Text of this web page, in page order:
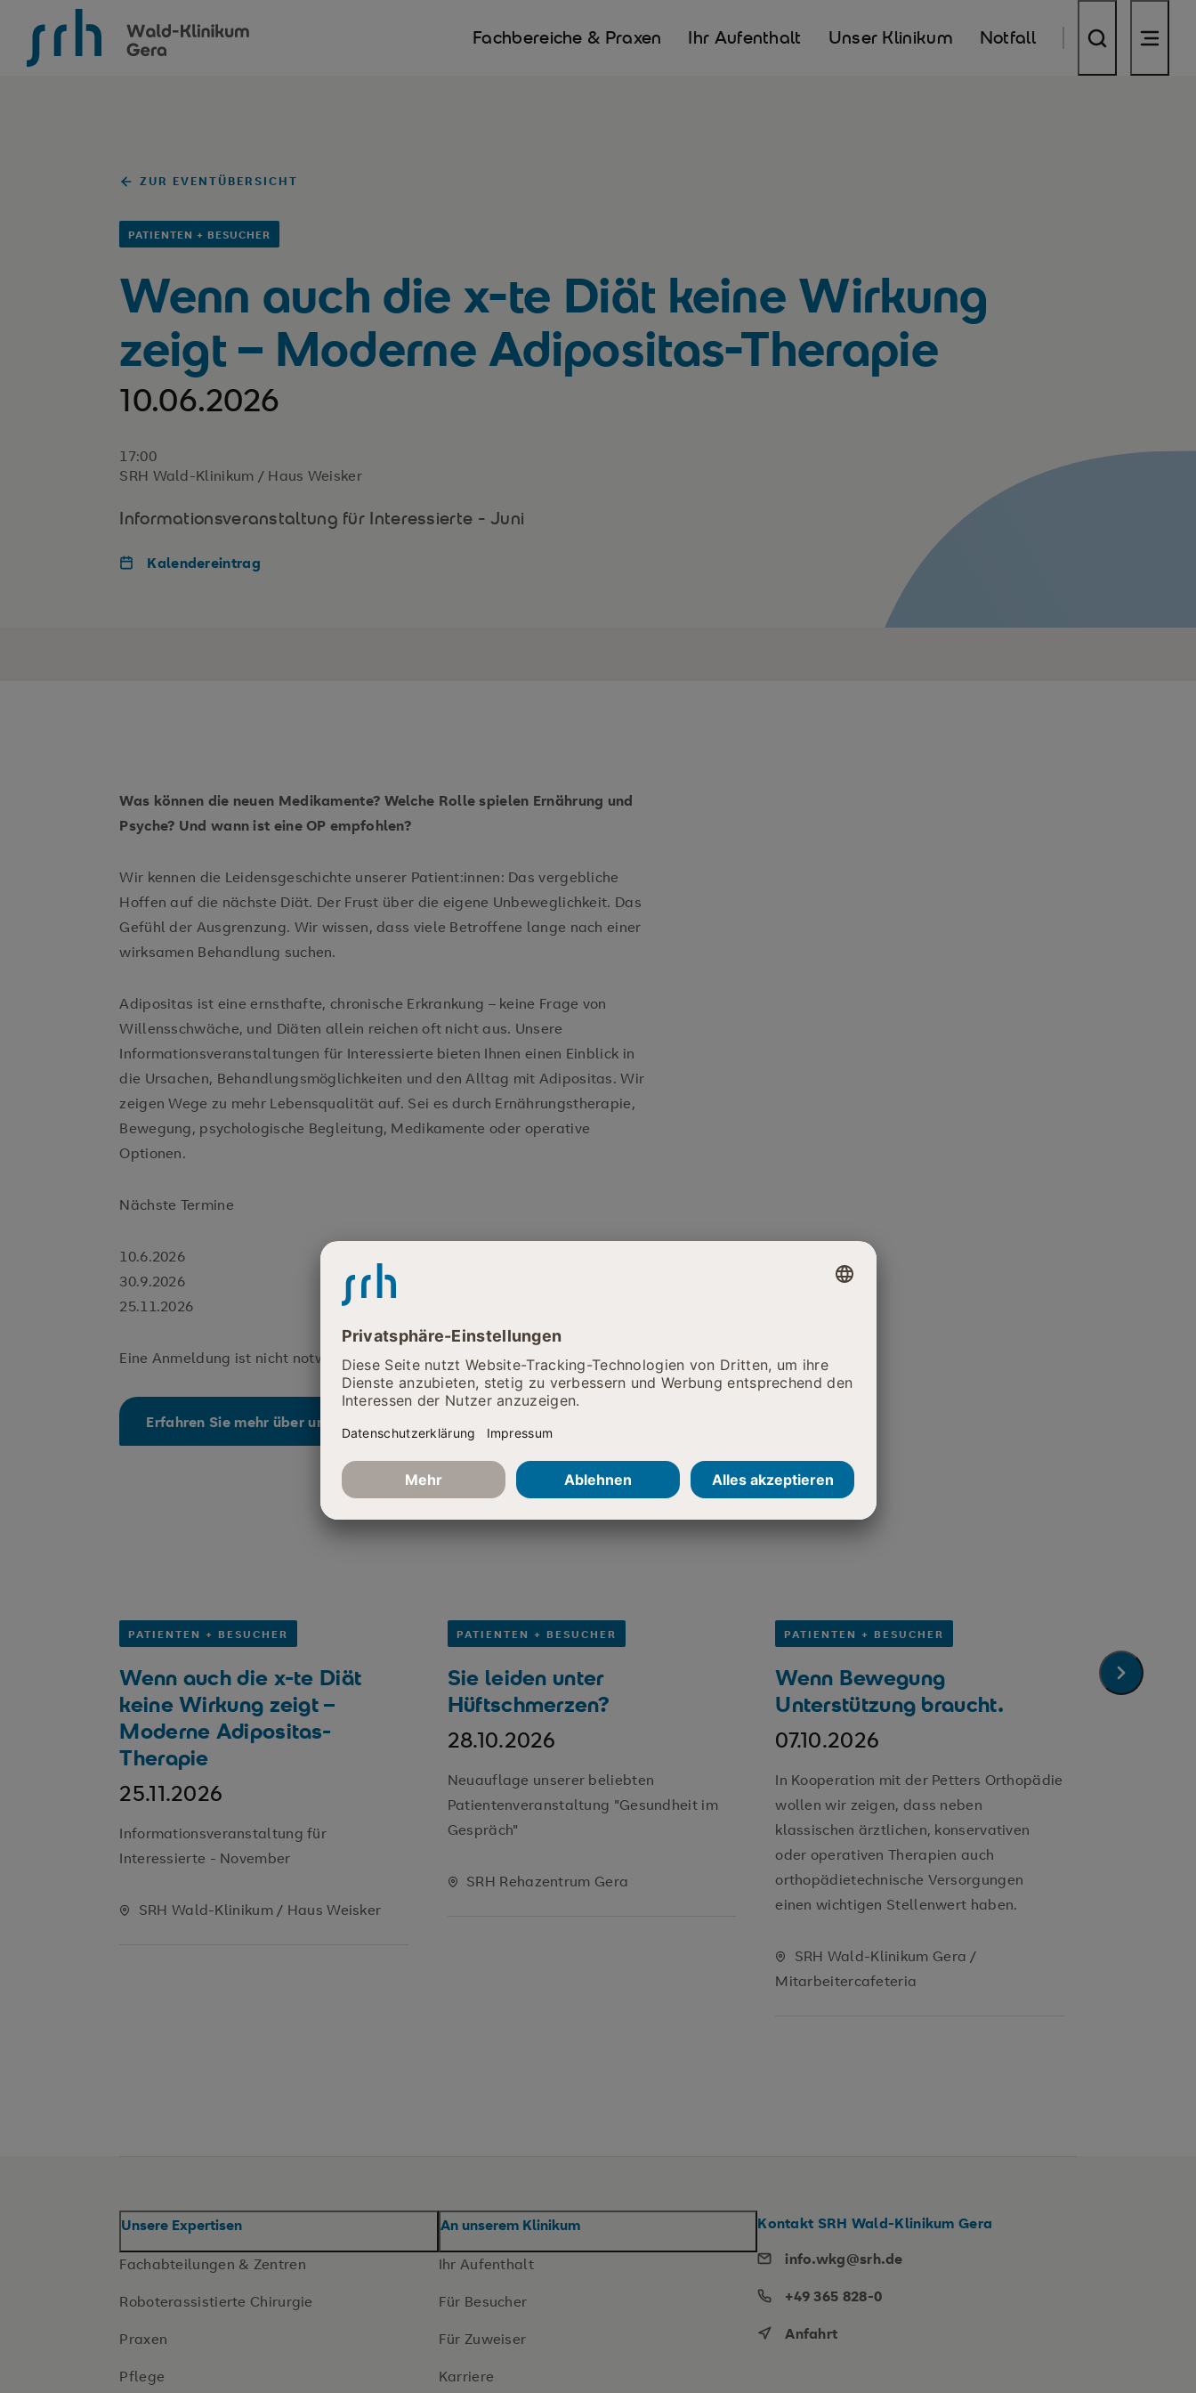
Fachbereiche & Praxen Ihr Aufenthalt Unser Klinikum Notfall
ZUR EVENTÜBERSICHT
PATIENTEN + BESUCHER
Wenn auch die x-te Diät keine Wirkung
zeigt – Moderne Adipositas-Therapie
10.06.2026
17:00
SRH Wald-Klinikum / Haus Weisker
Informationsveranstaltung für Interessierte - Juni
Kalendereintrag
Was können die neuen Medikamente? Welche Rolle spielen Ernährung und
Psyche? Und wann ist eine OP empfohlen?
Wir kennen die Leidensgeschichte unserer Patient:innen: Das vergebliche
Hoffen auf die nächste Diät. Der Frust über die eigene Unbeweglichkeit. Das
Gefühl der Ausgrenzung. Wir wissen, dass viele Betroffene lange nach einer
wirksamen Behandlung suchen.
Adipositas ist eine ernsthafte, chronische Erkrankung – keine Frage von
Willensschwäche, und Diäten allein reichen oft nicht aus. Unsere
Informationsveranstaltungen für Interessierte bieten Ihnen einen Einblick in
die Ursachen, Behandlungsmöglichkeiten und den Alltag mit Adipositas. Wir
zeigen Wege zu mehr Lebensqualität auf. Sei es durch Ernährungstherapie,
Bewegung, psychologische Begleitung, Medikamente oder operative
Optionen.
Nächste Termine
10.6.2026
30.9.2026
25.11.2026
Eine Anmeldung ist nicht notwendig.
Erfahren Sie mehr über unsere Adipositasklinik
nächster
PATIENTEN + BESUCHER
Wenn auch die x-te Diät
keine Wirkung zeigt –
Moderne Adipositas-
Therapie
25.11.2026
Informationsveranstaltung für
Interessierte - November
SRH Wald-Klinikum / Haus Weisker
PATIENTEN + BESUCHER
Sie leiden unter
Hüftschmerzen?
28.10.2026
Neuauflage unserer beliebten
Patientenveranstaltung "Gesundheit im
Gespräch"
SRH Rehazentrum Gera
PATIENTEN + BESUCHER
Wenn Bewegung
Unterstützung braucht.
07.10.2026
In Kooperation mit der Petters Orthopädie
wollen wir zeigen, dass neben
klassischen ärztlichen, konservativen
oder operativen Therapien auch
orthopädietechnische Versorgungen
einen wichtigen Stellenwert haben.
SRH Wald-Klinikum Gera /
Mitarbeitercafeteria
Wenn
keine
Unsere Expertisen
Fachabteilungen & Zentren
Roboterassistierte Chirurgie
Praxen
Pflege
An unserem Klinikum
Ihr Aufenthalt
Für Besucher
Für Zuweiser
Karriere
Kontakt SRH Wald-Klinikum Gera
info.wkg@srh.de
+49 365 828-0
Anfahrt